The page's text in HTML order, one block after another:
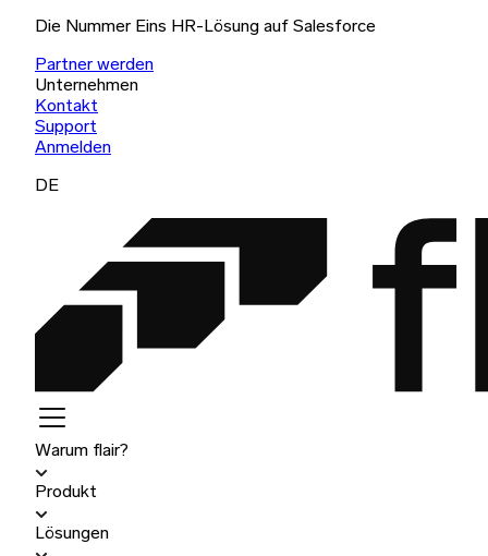
Die Nummer Eins HR-Lösung auf Salesforce
Partner werden
Unternehmen
Kontakt
Support
Anmelden
DE
Warum flair?
Produkt
Lösungen